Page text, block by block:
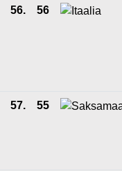
56. 56
57. 55